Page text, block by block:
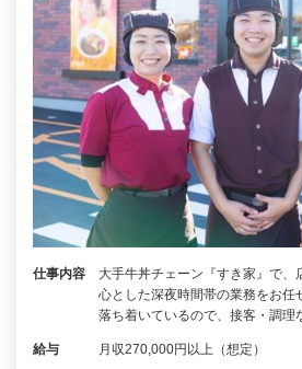
仕事内容
大手牛丼チェーン『すき家』で、
心とした深夜時間帯の業務をお任
落ち着いているので、接客・調理
給与 月収270,000円以上（想定）